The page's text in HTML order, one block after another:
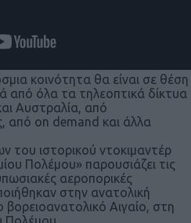
κοινότητα θα είναι σε θέση
από όλα τα τηλεοπτικά δίκτυα
Αυστραλία, από
από on demand και άλλα
του ιστορικού ντοκιμαντέρ
Πολέμου» παρουσιάζει τις
αεροπορικές
στην ανατολική
Αιγαίο, στη